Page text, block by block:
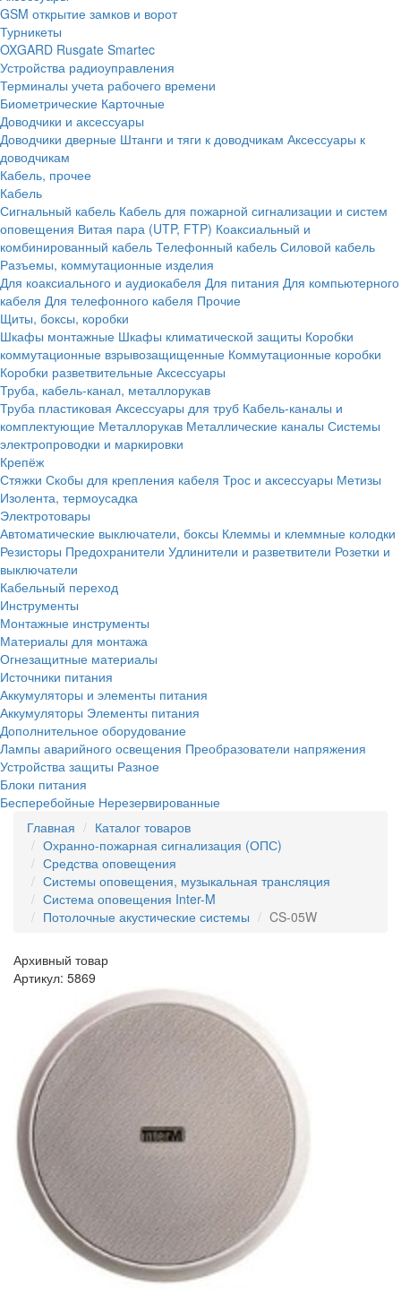
GSM открытие замков и ворот
Турникеты
OXGARD Rusgate Smartec
Устройства радиоуправления
Терминалы учета рабочего времени
Биометрические Карточные
Доводчики и аксессуары
Доводчики дверные Штанги и тяги к доводчикам Аксессуары к
доводчикам
Кабель, прочее
Кабель
Сигнальный кабель Кабель для пожарной сигнализации и систем
оповещения Витая пара (UTP, FTP) Коаксиальный и
комбинированный кабель Телефонный кабель Силовой кабель
Разъемы, коммутационные изделия
Для коаксиального и аудиокабеля Для питания Для компьютерного
кабеля Для телефонного кабеля Прочие
Щиты, боксы, коробки
Шкафы монтажные Шкафы климатической защиты Коробки
коммутационные взрывозащищенные Коммутационные коробки
Коробки разветвительные Аксессуары
Труба, кабель-канал, металлорукав
Труба пластиковая Аксессуары для труб Кабель-каналы и
комплектующие Металлорукав Металлические каналы Системы
электропроводки и маркировки
Крепёж
Стяжки Скобы для крепления кабеля Трос и аксессуары Метизы
Изолента, термоусадка
Электротовары
Автоматические выключатели, боксы Клеммы и клеммные колодки
Резисторы Предохранители Удлинители и разветвители Розетки и
выключатели
Кабельный переход
Инструменты
Монтажные инструменты
Материалы для монтажа
Огнезащитные материалы
Источники питания
Аккумуляторы и элементы питания
Аккумуляторы Элементы питания
Дополнительное оборудование
Лампы аварийного освещения Преобразователи напряжения
Устройства защиты Разное
Блоки питания
Бесперебойные Нерезервированные
Главная
Каталог товаров
Охранно-пожарная сигнализация (ОПС)
Средства оповещения
Системы оповещения, музыкальная трансляция
Система оповещения Inter-M
Потолочные акустические системы
CS-05W
Архивный товар
Артикул: 5869